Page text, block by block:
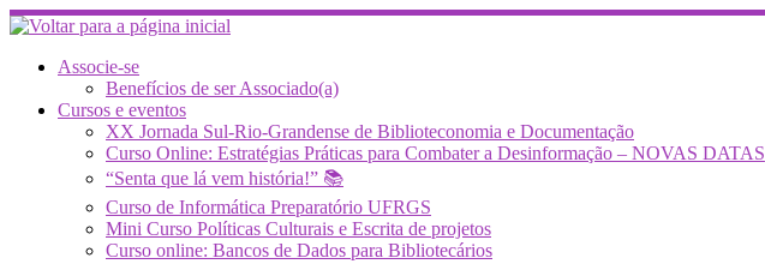
Skip
to
contentAssocie-se
Benefícios de ser Associado(a)
Cursos e eventos
XX Jornada Sul-Rio-Grandense de Biblioteconomia e Documentação
Curso Online: Estratégias Práticas para Combater a Desinformação – NOVAS DATAS
“Senta que lá vem história!” 📚
Curso de Informática Preparatório UFRGS
Mini Curso Políticas Culturais e Escrita de projetos
Curso online: Bancos de Dados para Bibliotecários